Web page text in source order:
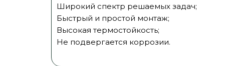
Широкий спектр решаемых задач;
Быстрый и простой монтаж;
Высокая термостойкость;
​Не подвергается коррозии.